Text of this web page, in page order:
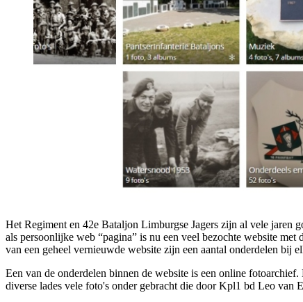
Het Regiment en 42e Bataljon Limburgse Jagers zijn al vele
als persoonlijke web “pagina” is nu een veel bezochte website
van een geheel vernieuwde website zijn een aantal onderdelen bij
Een van de onderdelen binnen de website is een online
diverse lades vele foto's onder gebracht die door Kpl1 bd Leo van